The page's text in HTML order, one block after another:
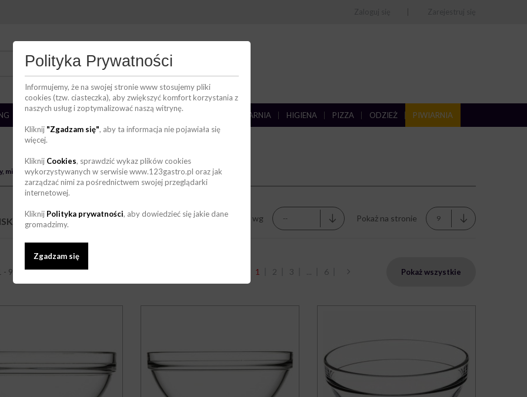
Polityka Prywatności
Informujemy, że na swojej stronie www stosujemy pliki
cookies (tzw. ciasteczka), aby zwiększyć komfort korzystania z
naszych usług i zoptymalizować naszą witrynę.
Kliknij "Zgadzam się", aby ta informacja nie pojawiała się
więcej.
Kliknij Cookies, sprawdzić wykaz plików cookies
wykorzystywanych w serwisie www.123gastro.pl oraz jak
zarządzać nimi za pośrednictwem swojej przeglądarki
internetowej.
Kliknij Polityka prywatności, aby dowiedzieć się jakie dane
gromadzimy.
Zgadzam się
736 123 123
zakupy@123gastro.pl
ZMYWALNIA CHŁODNICTWO CUKIERNIA/PIEKARNIA HIGIENA PIZZA ODZIEŻ PIWIARNIA
miski, salaterki
SALATERKI (49) Sortuj wg -- Pokaż na stronie 9
Pokaż wszystkie
1 2 3 6
- 9 z 49 elementów